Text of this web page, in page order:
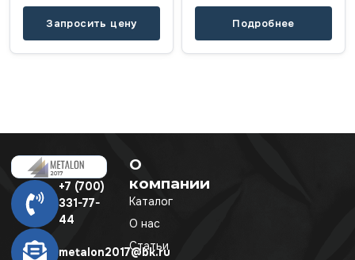
Запросить цену Подробнее
+7 (700)
331-77-
44
metalon2017@bk.ru
О
компании
Каталог
О нас
Статьи